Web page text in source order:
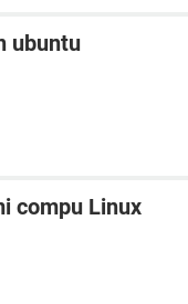
ubuntu
compu Linux